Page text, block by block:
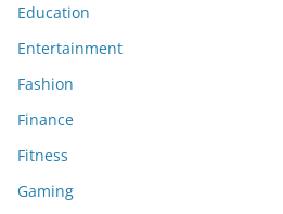
Education
Entertainment
Fashion
Finance
Fitness
Gaming